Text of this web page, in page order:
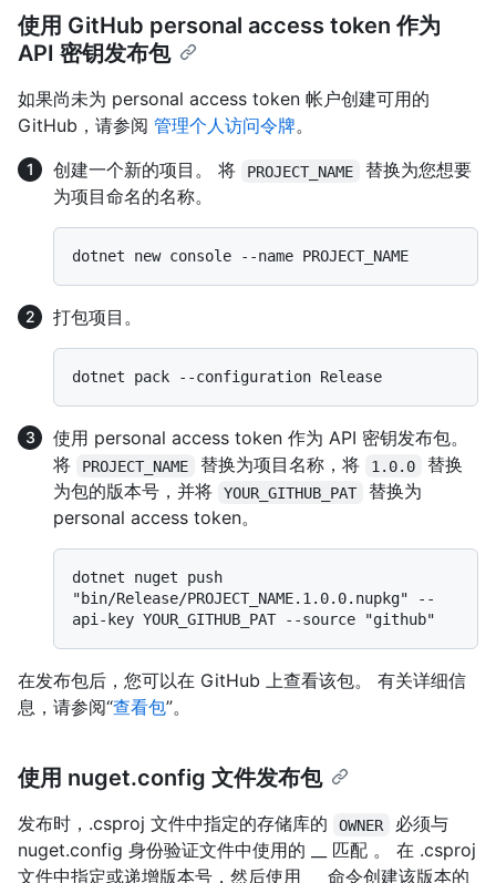
使用 GitHub personal access token 作为
API 密钥发布包
如果尚未为 personal access token 帐户创建可用的
GitHub，请参阅 管理个人访问令牌。
创建一个新的项目。 将
PROJECT_NAME
替换为您想要
为项目命名的名称。
打包项目。
使用 personal access token 作为 API 密钥发布包。
将
PROJECT_NAME 替换为项目名称，将 1.0.0
替换
为包的版本号，并将
YOUR_GITHUB_PAT
替换为
personal access token。
dotnet nuget push
"bin/Release/PROJECT_NAME.1.0.0.nupkg" --
在发布包后，您可以在 GitHub 上查看该包。 有关详细信
息，请参阅“查看包”。
使用 nuget.config 文件发布包
发布时，.csproj 文件中指定的存储库的 OWNER
必须与
nuget.config 身份验证文件中使用的 __ 匹配 。 在 .csproj
文件中指定或递增版本号，然后使用 __ 命令创建该版本的